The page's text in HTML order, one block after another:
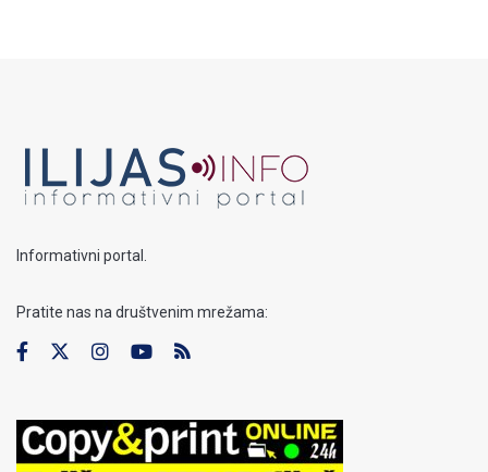
Informativni portal.
Pratite nas na društvenim mrežama: